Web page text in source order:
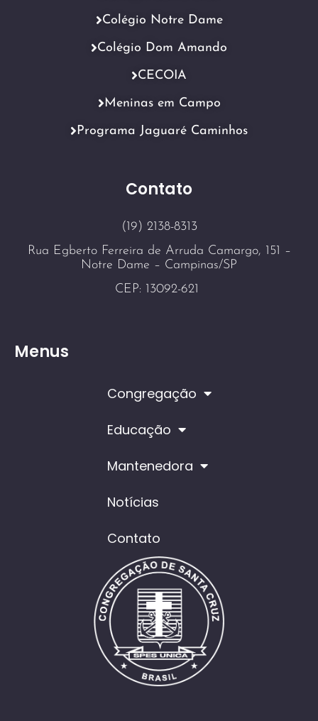
Contato
(19) 2138-8313
Rua Egberto Ferreira de Arruda Camargo, 151 –
Notre Dame – Campinas/SP
CEP: 13092-621
Menus
Congregação
Educação
Mantenedora
Notícias
Contato
Colégio Notre Dame
Colégio Dom Amando
CECOIA
Meninas em Campo
Programa Jaguaré Caminhos